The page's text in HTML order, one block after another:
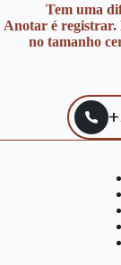
Tem uma
Anotar é registrar.
no tamanho